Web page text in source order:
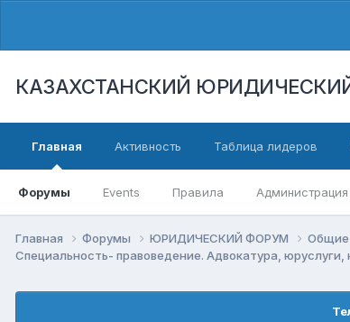
КАЗАХСТАНСКИЙ
Главная
Форумы Events Правила Администрация
Активность Таблица лидеров
Главная Форумы ЮРИДИЧЕСКИЙ ФОРУМ
Общие
Специальность- правоведение. Адвокатура,